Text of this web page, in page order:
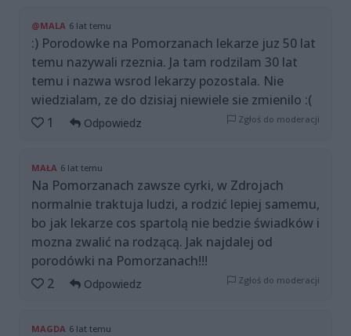
@MALA 6 lat temu
:) Porodowke na Pomorzanach lekarze juz 50 lat
temu nazywali rzeznia. Ja tam rodzilam 30 lat
temu i nazwa wsrod lekarzy pozostala. Nie
wiedzialam, ze do dzisiaj niewiele sie zmienilo :(
1
Odpowiedz Zgłoś do moderacji
MAŁA 6 lat temu
Na Pomorzanach zawsze cyrki, w Zdrojach
normalnie traktuja ludzi, a rodzić lepiej samemu,
bo jak lekarze cos spartolą nie bedzie świadków i
mozna zwalić na rodzącą. Jak najdalej od
porodówki na Pomorzanach!!!
2
Odpowiedz Zgłoś do moderacji
MAGDA 6 lat temu